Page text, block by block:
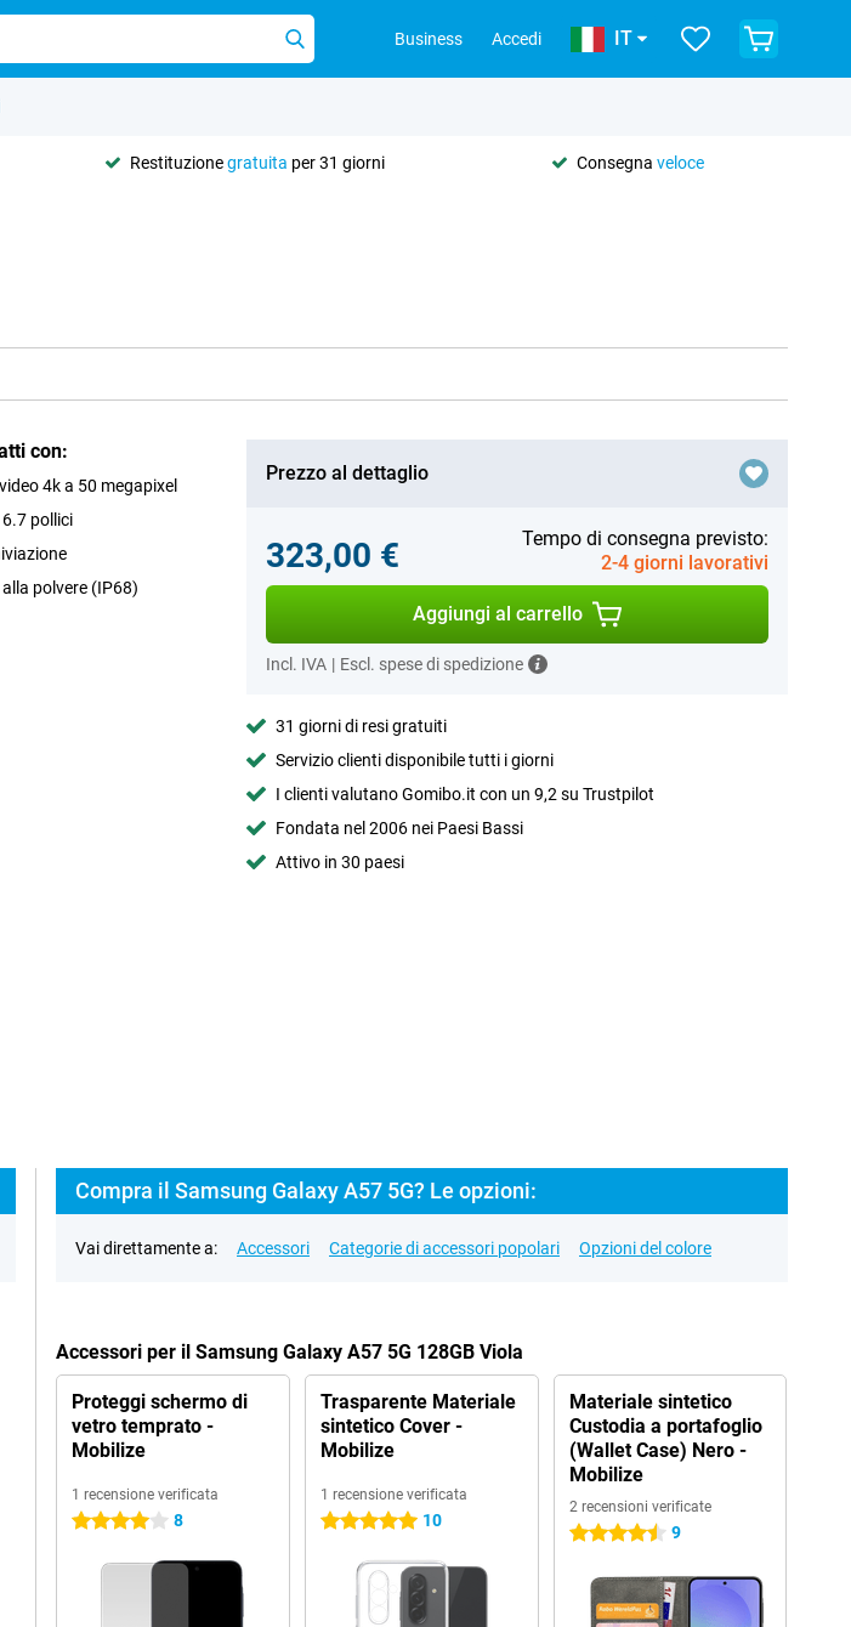
Business Accedi IT
Restituzionegratuita per 31 giorni Consegnaveloce
con:
4k a 50 megapixel
6.7 pollici
polvere (IP68)
Prezzo al dettaglio
323,00 €
Tempo di consegna previsto:
2-4 giorni lavorativi
Aggiungi al carrello
Incl. IVA | Escl. spese di spedizione
31 giorni di resi gratuiti
Servizio clienti disponibile tutti i giorni
I clienti valutano Gomibo.it con un 9,2 su Trustpilot
Fondata nel 2006 nei Paesi Bassi
Attivo in 30 paesi
Compra il Samsung Galaxy A57 5G? Le opzioni:
Vai direttamente a: Accessori Categorie di accessori popolari Opzioni del colore
Accessori per il Samsung Galaxy A57 5G 128GB Viola
Proteggi schermo di
vetro temprato -
Mobilize
1 recensione verificata
4 stelle 8
Trasparente Materiale
sintetico Cover -
Mobilize
1 recensione verificata
5 stelle 10
Materiale sintetico
Custodia a portafoglio
(Wallet Case) Nero -
Mobilize
2 recensioni verificate
4.5 stelle 9